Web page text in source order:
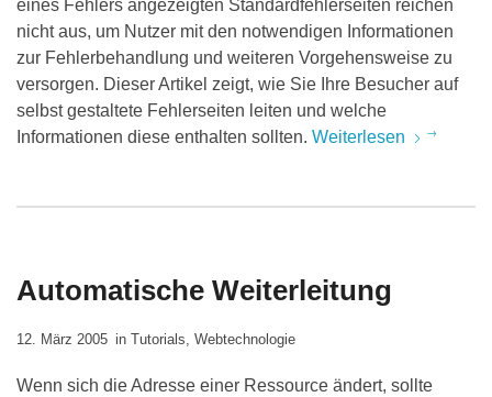
eines Fehlers angezeigten Standardfehlerseiten reichen
nicht aus, um Nutzer mit den notwendigen Informationen
zur Fehlerbehandlung und weiteren Vorgehensweise zu
versorgen. Dieser Artikel zeigt, wie Sie Ihre Besucher auf
selbst gestaltete Fehlerseiten leiten und welche
Informationen diese enthalten sollten. Weiterlesen
Automatische Weiterleitung
12. März 2005 in Tutorials Webtechnologie
Wenn sich die Adresse einer Ressource ändert, sollte